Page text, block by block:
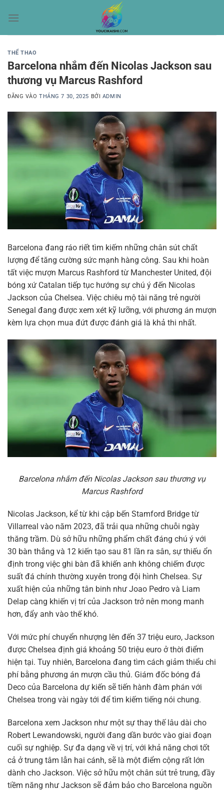
qua
THỂ THAO
Barcelona nhắm đến Nicolas Jackson sau
thương vụ Marcus Rashford
ĐĂNG VÀOTHÁNG 7 30, 2025 BỞI ADMIN
Barcelona đang ráo riết tìm kiếm những chân sút chất
lượng để tăng cường sức mạnh hàng công. Sau khi hoàn
tất việc mượn Marcus Rashford từ Manchester United, đội
bóng xứ Catalan tiếp tục hướng sự chú ý đến Nicolas
Jackson của Chelsea. Việc chiêu mộ tài năng trẻ người
Senegal đang được xem xét kỹ lưỡng, với phương án mượn
kèm lựa chọn mua đứt được đánh giá là khả thi nhất.
Barcelona nhắm đến Nicolas Jackson sau thương vụ
Marcus Rashford
Nicolas Jackson, kể từ khi cập bến Stamford Bridge từ
Villarreal vào năm 2023, đã trải qua những chuỗi ngày
thăng trầm. Dù sở hữu những phẩm chất đáng chú ý với
30 bàn thắng và 12 kiến tạo sau 81 lần ra sân, sự thiếu ổn
định trong việc ghi bàn đã khiến anh không chiếm được
suất đá chính thường xuyên trong đội hình Chelsea. Sự
xuất hiện của những tân binh như Joao Pedro và Liam
Delap càng khiến vị trí của Jackson trở nên mong manh
hơn, đẩy anh vào thế khó.
Với mức phí chuyển nhượng lên đến 37 triệu euro, Jackson
được Chelsea định giá khoảng 50 triệu euro ở thời điểm
hiện tại. Tuy nhiên, Barcelona đang tìm cách giảm thiểu chi
phí bằng phương án mượn cầu thủ. Giám đốc bóng đá
Deco của Barcelona dự kiến sẽ tiến hành đàm phán với
Chelsea trong vài ngày tới để tìm kiếm tiếng nói chung.
Barcelona xem Jackson như một sự thay thế lâu dài cho
Robert Lewandowski, người đang dần bước vào giai đoạn
cuối sự nghiệp. Sự đa dạng về vị trí, với khả năng chơi tốt
cả ở trung tâm lẫn hai cánh, sẽ là một điểm cộng rất lớn
dành cho Jackson. Việc sở hữu một chân sút trẻ trung, đầy
tiềm năng như Jackson sẽ đảm bảo cho Barcelona nguồn